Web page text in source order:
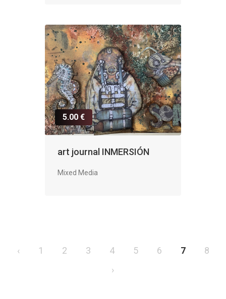
5.00 €
art journal INMERSIÓN
Mixed Media
‹ 1 2 3 4 5 6 7
8
›